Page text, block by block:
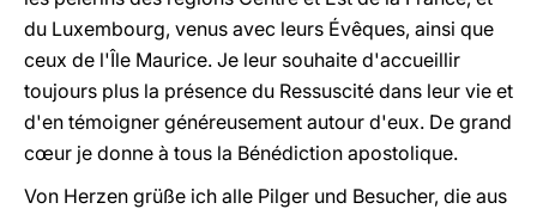
du Luxembourg, venus avec leurs Évêques, ainsi que
ceux de l'Île Maurice. Je leur souhaite d'accueillir
toujours plus la présence du Ressuscité dans leur vie et
d'en témoigner généreusement autour d'eux. De grand
cœur je donne à tous la Bénédiction apostolique.
Von Herzen grüße ich alle Pilger und Besucher, die aus